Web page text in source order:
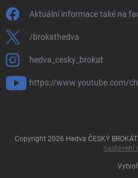
Aktuální informace také na
/brokathedva
hedva_cesky_brokat
https://www.youtube.com/
Copyright 2026 Hedva ČESKÝ BROKÁT
nastavení